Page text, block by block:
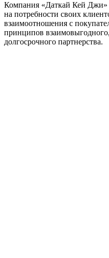
Компания «Даткай Кей Джи»
на потребности своих
взаимоотношения с
принципов
долгосрочного партнерства.